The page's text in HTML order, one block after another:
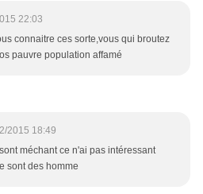
22:03
connaitre ces sorte,vous qui broutez
pauvre population affamé
2015 18:49
méchant ce n'ai pas intéressant
sont des homme